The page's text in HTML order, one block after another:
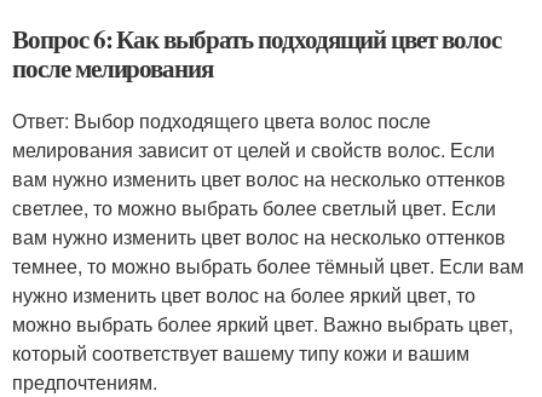
Вопрос 6: Как выбрать подходящий цвет волос
после мелирования
Ответ: Выбор подходящего цвета волос после
мелирования зависит от целей и свойств волос. Если
вам нужно изменить цвет волос на несколько оттенков
светлее, то можно выбрать более светлый цвет. Если
вам нужно изменить цвет волос на несколько оттенков
темнее, то можно выбрать более тёмный цвет. Если вам
нужно изменить цвет волос на более яркий цвет, то
можно выбрать более яркий цвет. Важно выбрать цвет,
который соответствует вашему типу кожи и вашим
предпочтениям.